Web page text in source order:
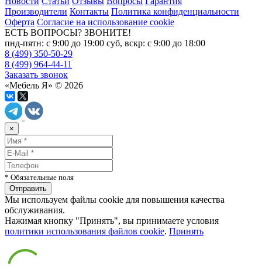
Производители Контакты Политика конфиденциальности
Оферта Согласие на использование cookie
ЕСТЬ ВОПРОСЫ? ЗВОНИТЕ!
пнд-пятн: с 9:00 до 19:00 суб, вскр: с 9:00 до 18:00
8 (499) 350-50-29
8 (499) 964-44-11
Заказать звонок
«Мебель Я» © 2026
×
* Обязательные поля
Мы используем файлы cookie для повышения качества
обслуживания.
Нажимая кнопку "Принять", вы принимаете условия
политики использования файлов cookie. Принять